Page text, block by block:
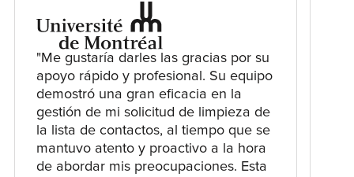
"Me gustaría darles las gracias por su
apoyo rápido y profesional. Su equipo
demostró una gran eficacia en la
gestión de mi solicitud de limpieza de
la lista de contactos, al tiempo que se
mantuvo atento y proactivo a la hora
de abordar mis preocupaciones. Esta